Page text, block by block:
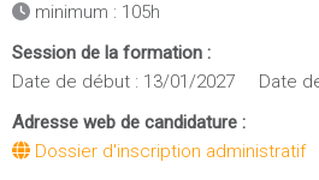
de Compétences
Fermer
minimum : 105h
Session de la formation :
Date de début : 13/01/2027 Date
Adresse web de candidature :
Dossier d'inscription administratif